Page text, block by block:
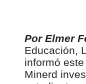
Por Elmer
Educación,
informó
Minerd